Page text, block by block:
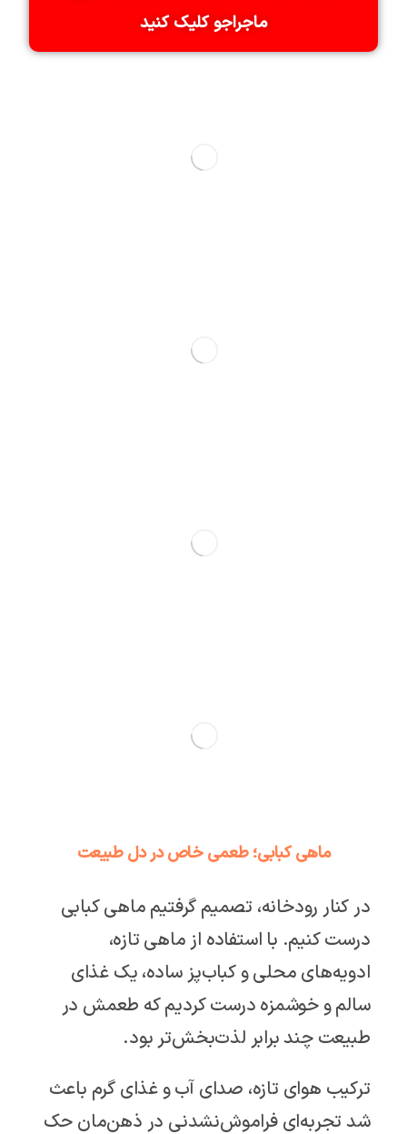
ماجراجو کلیک کنید
ماهی کبابی؛ طعمی خاص در دل طبیعت
در کنار رودخانه، تصمیم گرفتیم ماهی کبابی
درست کنیم. با استفاده از ماهی تازه،
ادویه‌های محلی و کباب‌پز ساده، یک غذای
سالم و خوشمزه درست کردیم که طعمش در
طبیعت چند برابر لذت‌بخش‌تر بود.
ترکیب هوای تازه، صدای آب و غذای گرم باعث
شد تجربه‌ای فراموش‌نشدنی در ذهن‌مان حک